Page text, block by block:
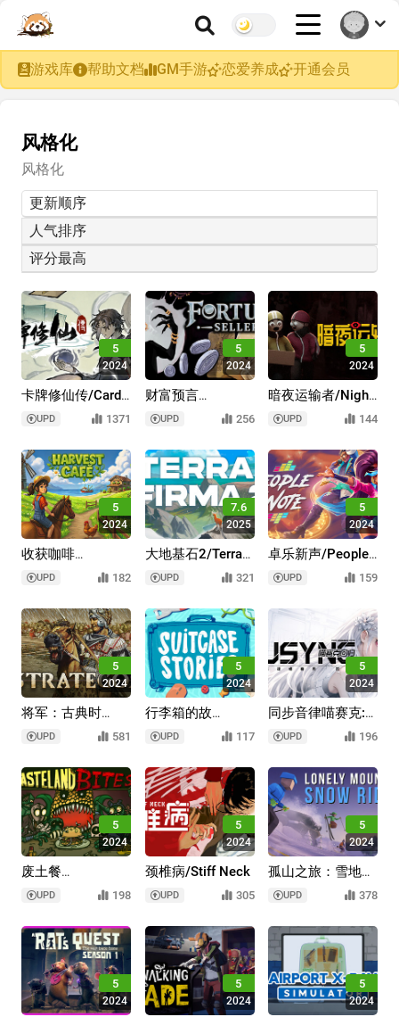
游戏库 帮助文档 GM手游 恋爱养成 开通会员
风格化
风格化
更新顺序
人气排序
评分最高
5
2024
卡牌修仙传/Card
Cultivation
UPD 1371
5
2024
财富预言
家/Fortune Seller
UPD 256
5
2024
暗夜运输者/Night
Shippers
UPD 144
5
2024
收获咖啡
馆/Harvest Cafe
UPD 182
7.6
2025
大地基石2/Terra
Firma 2
UPD 321
5
2024
卓乐新声/People
of Note
UPD 159
5
2024
将军：古典时
代/Strategos
UPD 581
5
2024
行李箱的故
事/Suitcase
Stories
UPD 117
5
2024
同步音律喵赛克:
回
归/MUSYNX:RETURN
UPD 196
5
2024
废土餐
车/Wasteland
Bites
UPD 198
5
2024
颈椎病/Stiff Neck
UPD 305
5
2024
孤山之旅：雪地骑
行/Lonely
Mountains: Snow
UPD 378
5
2024
5
2024
5
2024